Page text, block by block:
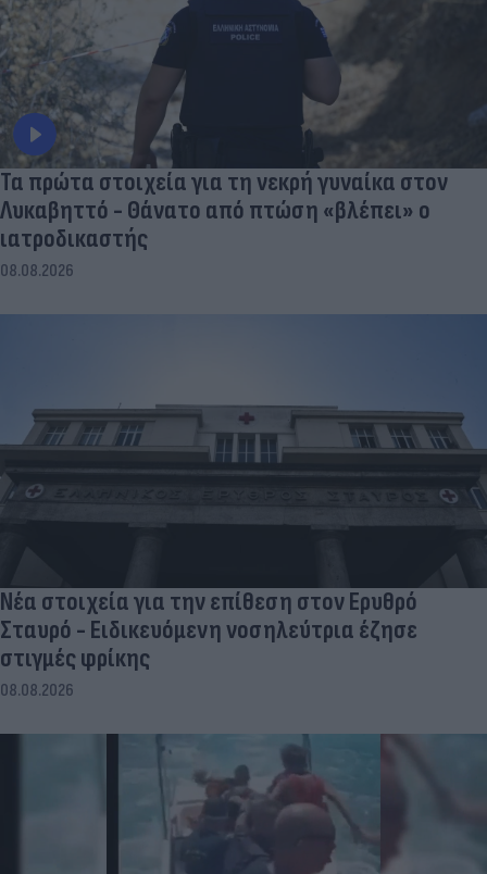
Τα πρώτα στοιχεία για τη νεκρή γυναίκα στον
Λυκαβηττό - Θάνατο από πτώση «βλέπει» ο
ιατροδικαστής
08.08.2026
Νέα στοιχεία για την επίθεση στον Ερυθρό
Σταυρό - Ειδικευόμενη νοσηλεύτρια έζησε
στιγμές φρίκης
08.08.2026